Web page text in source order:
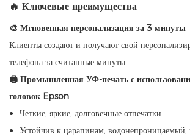
🔥 Ключевые преимущества
🎨 Мгновенная персонализация за 3 минуты
Клиенты создают и получают свой
телефона за считанные минуты.
🖨 Промышленная УФ-печать с
головок Epson
Четкие, яркие, долговечные отпечатки
Устойчив к царапинам, водонепроницаемый,